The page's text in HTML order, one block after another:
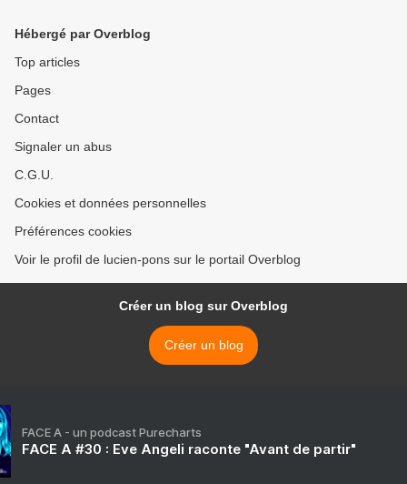
Hébergé par Overblog
Top articles
Pages
Contact
Signaler un abus
C.G.U.
Cookies et données personnelles
Préférences cookies
Voir le profil de lucien-pons sur le portail Overblog
Créer un blog sur Overblog
Créer un blog
FACE A - un podcast Purecharts
FACE A #30 : Eve Angeli raconte "Avant de partir"